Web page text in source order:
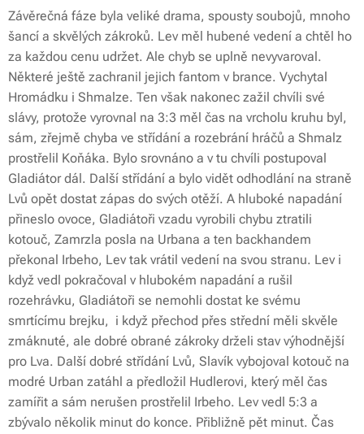
Závěrečná fáze byla veliké drama, spousty soubojů, mnoho
šancí a skvělých zákroků. Lev měl hubené vedení a chtěl ho
za každou cenu udržet. Ale chyb se uplně nevyvaroval.
Některé ještě zachranil jejich fantom v brance. Vychytal
Hromádku i Shmalze. Ten však nakonec zažil chvíli své
slávy, protože vyrovnal na 3:3 měl čas na vrcholu kruhu byl,
sám, zřejmě chyba ve střídání a rozebrání hráčů a Shmalz
prostřelil Koňáka. Bylo srovnáno a v tu chvíli postupoval
Gladiátor dál. Další střídání a bylo vidět odhodlání na straně
Lvů opět dostat zápas do svých otěží. A hluboké napadání
přineslo ovoce, Gladiátoři vzadu vyrobili chybu ztratili
kotouč, Zamrzla posla na Urbana a ten backhandem
překonal Irbeho, Lev tak vrátil vedení na svou stranu. Lev i
když vedl pokračoval v hlubokém napadání a rušil
rozehrávku, Gladiátoři se nemohli dostat ke svému
smrtícímu brejku, i když přechod přes střední měli skvěle
zmáknuté, ale dobré obrané zákroky drželi stav výhodnější
pro Lva. Další dobré střídání Lvů, Slavík vybojoval kotouč na
modré Urban zatáhl a předložil Hudlerovi, který měl čas
zamířit a sám nerušen prostřelil Irbeho. Lev vedl 5:3 a
zbývalo několik minut do konce. Přibližně pět minut. Čas